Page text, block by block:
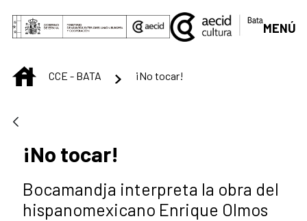
Saut au contenu principal
MENÚ
INICIOCCE - BATA ¡No tocar!
¡No tocar!
Bocamandja interpreta la obra del
hispanomexicano Enrique Olmos